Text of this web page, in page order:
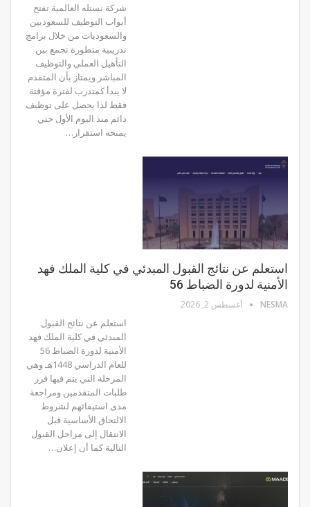
شركة نستله العالمية تفتح
أبواب التوظيف للسعوديين
والسعوديات من خلال برامج
تدريبية متطورة تجمع بين
التأهيل العملي والتوظيف
المباشر ويمتاز بأن المتقدم
لا يبدأ كمتدرب لفترة مؤقتة
فقط لذا يحصل على توظيف
دائم منذ اليوم الأول حتي
يمنحه استقرار…
استعلم عن نتائج القبول المبدئي في كلية الملك فهد
الأمنية لدورة الضباط 56
NESMA أغسطس 2, 2026
استعلم عن نتائج القبول
المبدئي في كلية الملك فهد
الأمنية لدورة الضباط 56
للعام الدراسي 1448هـ وهي
المرحلة التي يتم فيها فرز
طلبات المتقدمين ومراجعة
مدى استيفائهم لشروط
الالتحاق الأساسية قبل
الانتقال إلى مراحل القبول
التالية كما أن إعلان…